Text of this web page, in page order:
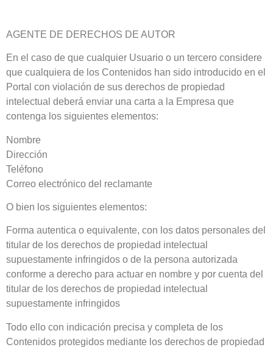
AGENTE DE DERECHOS DE AUTOR
En el caso de que cualquier Usuario o un tercero considere
que cualquiera de los Contenidos han sido introducido en el
Portal con violación de sus derechos de propiedad
intelectual deberá enviar una carta a la Empresa que
contenga los siguientes elementos:
Nombre
Dirección
Teléfono
Correo electrónico del reclamante
O bien los siguientes elementos:
Forma autentica o equivalente, con los datos personales del
titular de los derechos de propiedad intelectual
supuestamente infringidos o de la persona autorizada
conforme a derecho para actuar en nombre y por cuenta del
titular de los derechos de propiedad intelectual
supuestamente infringidos
Todo ello con indicación precisa y completa de los
Contenidos protegidos mediante los derechos de propiedad